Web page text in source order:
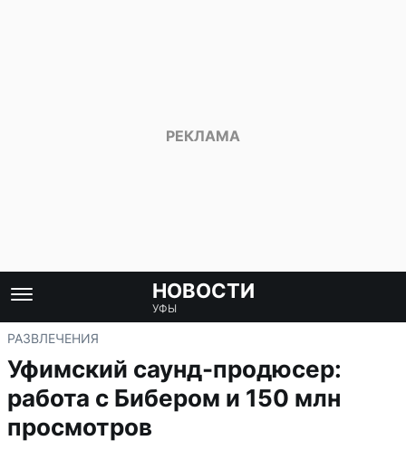
НОВОСТИ
УФЫ
РАЗВЛЕЧЕНИЯ
Уфимский саунд-продюсер:
работа с Бибером и 150 млн
просмотров